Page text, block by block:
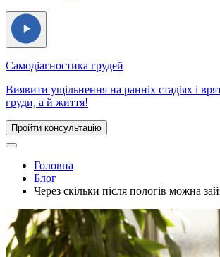
Самодіагностика грудей
Виявити ущільнення на ранніх стадіях і
груди, а й життя!
Пройти консультацію
Головна
Блог
Через скільки після пологів можна